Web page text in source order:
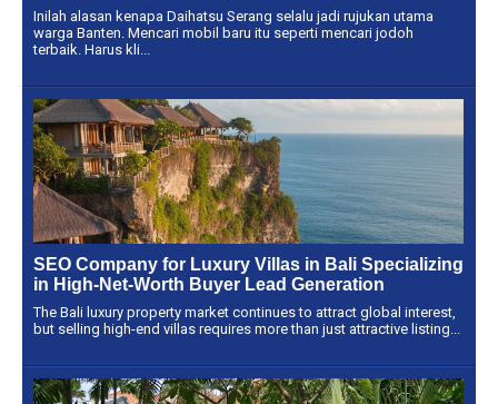
Inilah alasan kenapa Daihatsu Serang selalu jadi rujukan utama
warga Banten. Mencari mobil baru itu seperti mencari jodoh
terbaik. Harus kli...
SEO Company for Luxury Villas in Bali Specializing
in High-Net-Worth Buyer Lead Generation
The Bali luxury property market continues to attract global interest,
but selling high-end villas requires more than just attractive listing...